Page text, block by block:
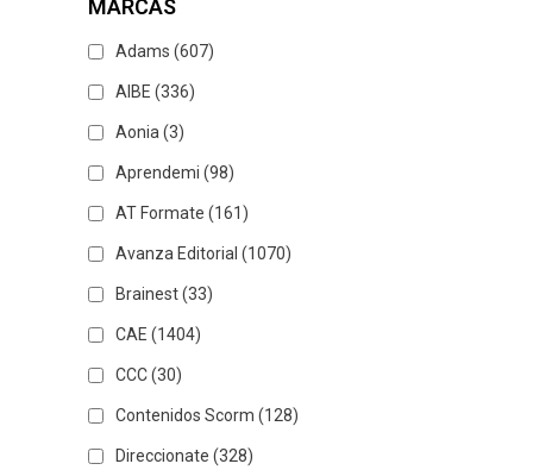
MARCAS
Adams (607)
AIBE (336)
Aonia (3)
Aprendemi (98)
AT Formate (161)
Avanza Editorial (1070)
Brainest(33)
CAE (1404)
CCC(30)
Contenidos Scorm (128)
Direccionate (328)